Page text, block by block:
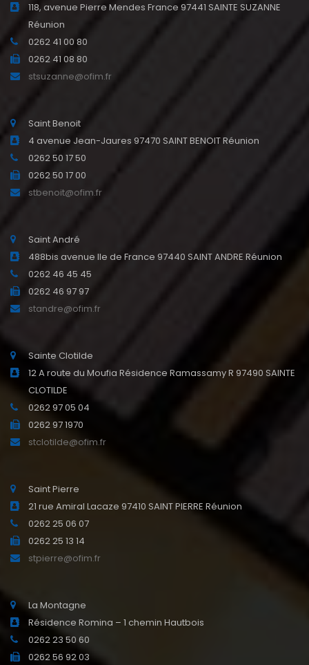
118, avenue Pierre Mendes France 97441 SAINTE SUZANNE
Réunion
0262 41 00 80
0262 41 08 80
stsuzanne@ofim.fr
Saint Benoit
4 avenue Jean-Jaures 97470 SAINT BENOIT Réunion
0262 50 17 50
0262 50 17 00
stbenoit@ofim.fr
Saint André
488bis avenue Ile de France 97440 SAINT ANDRE Réunion
0262 46 45 45
0262 46 97 97
standre@ofim.fr
Sainte Clotilde
12 A route du Moufia Résidence Ramassamy R 97490 SAINTE
CLOTILDE
0262 97 05 04
0262 97 1970
stclotilde@ofim.fr
Saint Pierre
21 rue Amiral Lacaze 97410 SAINT PIERRE Réunion
0262 25 06 07
0262 25 13 14
stpierre@ofim.fr
La Montagne
Résidence Romina – 1 chemin Hautbois
0262 23 50 60
0262 56 92 03